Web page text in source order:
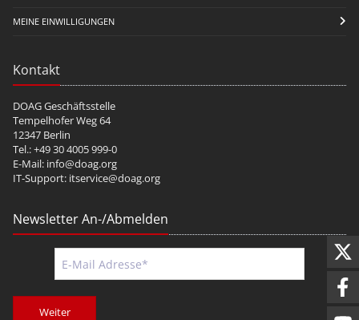
MEINE EINWILLIGUNGEN
Kontakt
DOAG Geschäftsstelle
Tempelhofer Weg 64
12347 Berlin
Tel.: +49 30 4005 999-0
E-Mail: info@doag.org
IT-Support: itservice@doag.org
Newsletter An-/Abmelden
Weiter